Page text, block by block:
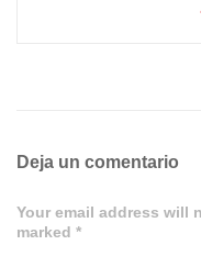
Deja un comentario
Your email address will
marked *